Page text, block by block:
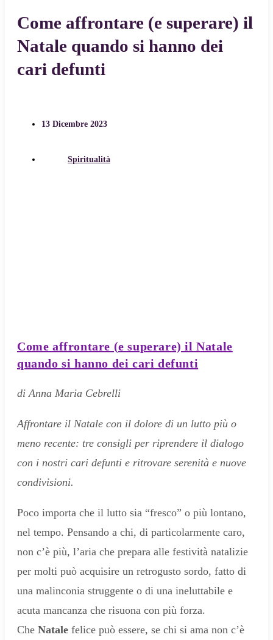
Come affrontare (e superare) il
Natale quando si hanno dei
cari defunti
13 Dicembre 2023
Spiritualità
Come affrontare (e superare) il Natale
quando si hanno dei cari defunti
di Anna Maria Cebrelli
Affrontare il Natale con il dolore di un lutto più o
meno recente: tre consigli per riprendere il dialogo
con i nostri cari defunti e ritrovare serenità e nuove
condivisioni.
Poco importa che il lutto sia “fresco” o più lontano,
nel tempo. Pensando a chi, di particolarmente caro,
non c’è più, l’aria che prepara alle festività natalizie
per molti può acquisire un retrogusto sordo, fatto di
una malinconia struggente o di una ineluttabile e
acuta mancanza che risuona con più forza.
Che Natale felice può essere, se chi si ama non c’è